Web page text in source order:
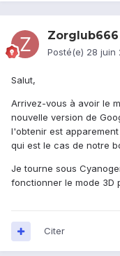
Zorglub666
Posté(e) 28 juin
Salut,
Arrivez-vous à avoir le
nouvelle version de
l'obtenir est
qui est le cas de notre
Je tourne sous
fonctionner le mode 3D
Citer